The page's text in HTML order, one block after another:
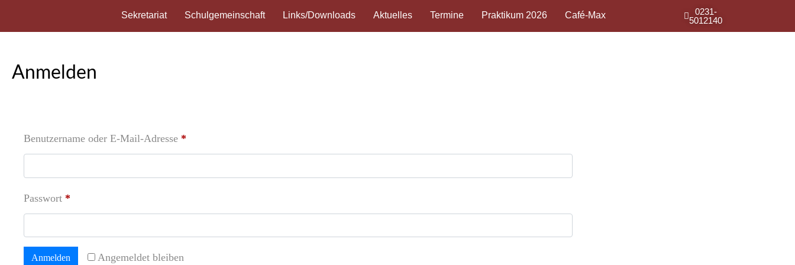
Sekretariat Schulgemeinschaft Links/Downloads Aktuelles Termine Praktikum 2026 Café-Max
0231-
5012140
Anmelden
Benutzername oder E-Mail-Adresse *
Passwort *
Angemeldet bleiben
Anmelden